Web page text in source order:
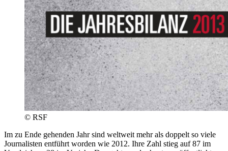
© RSF
Im zu Ende gehenden Jahr sind weltweit mehr als doppelt so viele
Journalisten entführt worden wie 2012. Ihre Zahl stieg auf 87 im